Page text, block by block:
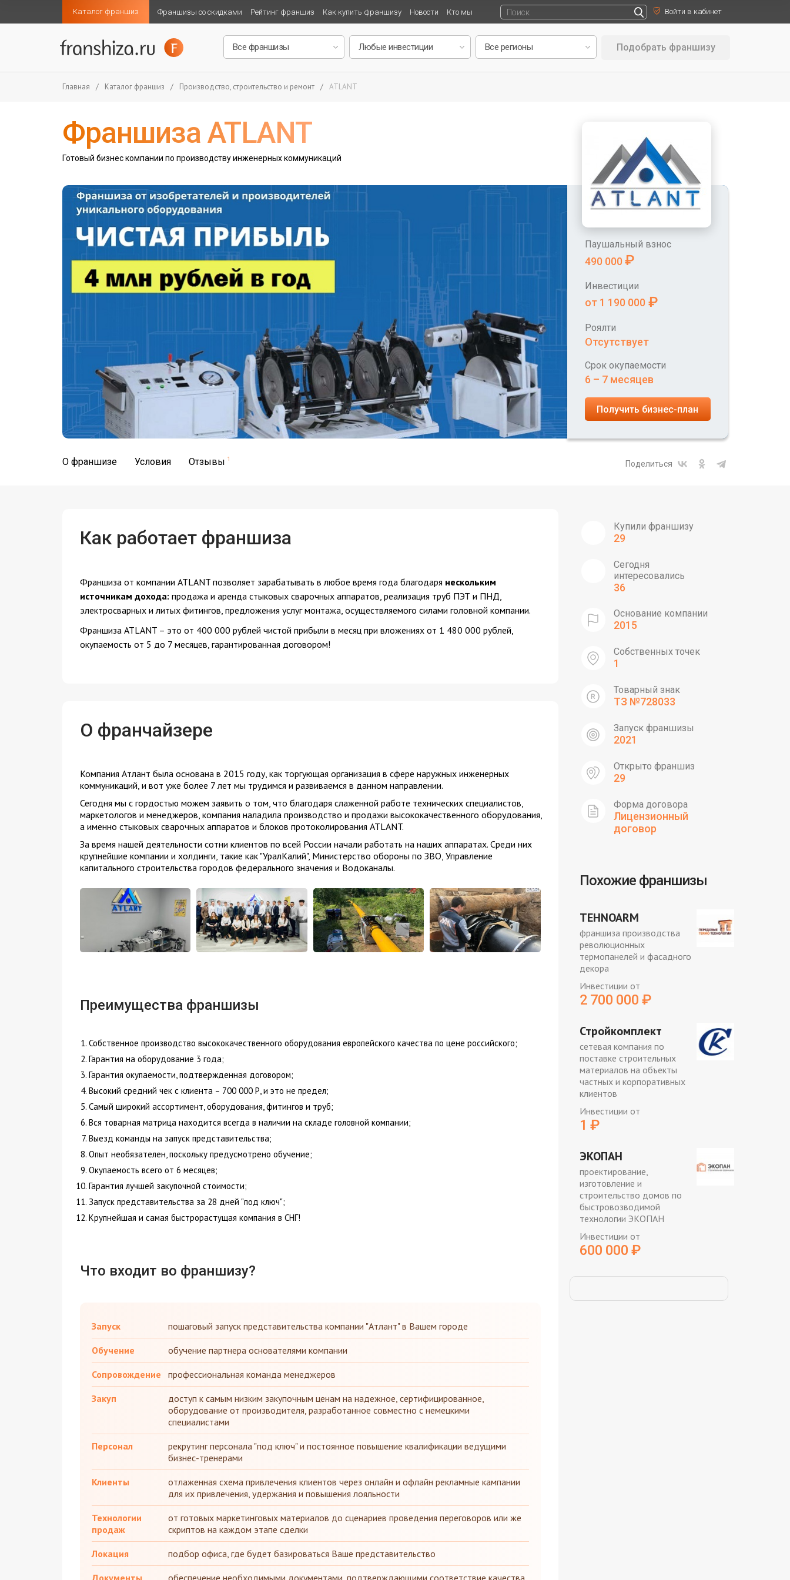
Каталог франшиз Франшизы со скидками Рейтинг франшиз Как купить франшизу Новости Кто мы Войти в кабинет
Подобрать франшизу
Главная / Каталог франшиз / Производство, строительство и ремонт / ATLANT
Франшиза ATLANT
Готовый бизнес компании по производству инженерных коммуникаций
Паушальный взнос
490 000 ₽
Инвестиции
от 1 190 000 ₽
Роялти
Отсутствует
Срок окупаемости
6 – 7 месяцев
Получить бизнес-план
О франшизе Условия Отзывы 1 Поделиться
Как работает франшиза
Франшиза от компании ATLANT позволяет зарабатывать в любое время года благодаря нескольким
источникам дохода: продажа и аренда стыковых сварочных аппаратов, реализация труб ПЭТ и ПНД,
электросварных и литых фитингов, предложения услуг монтажа, осуществляемого силами головной компании.
Франшиза ATLANT – это от 400 000 рублей чистой прибыли в месяц при вложениях от 1 480 000 рублей,
окупаемость от 5 до 7 месяцев, гарантированная договором!
О франчайзере
Компания Атлант была основана в 2015 году, как торгующая организация в сфере наружных инженерных
коммуникаций, и вот уже более 7 лет мы трудимся и развиваемся в данном направлении.
Сегодня мы с гордостью можем заявить о том, что благодаря слаженной работе технических специалистов,
маркетологов и менеджеров, компания наладила производство и продажи высококачественного оборудования,
а именно стыковых сварочных аппаратов и блоков протоколирования ATLANT.
За время нашей деятельности сотни клиентов по всей России начали работать на наших аппаратах. Среди них
крупнейшие компании и холдинги, такие как "УралКалий", Министерство обороны по ЗВО, Управление
капитального строительства городов федерального значения и Водоканалы.
Преимущества франшизы
Собственное производство высококачественного оборудования европейского качества по цене российского;
Гарантия на оборудование 3 года;
Гарантия окупаемости, подтвержденная договором;
Высокий средний чек с клиента – 700 000 Р, и это не предел;
Самый широкий ассортимент, оборудования, фитингов и труб;
Вся товарная матрица находится всегда в наличии на складе головной компании;
Выезд команды на запуск представительства;
Опыт необязателен, поскольку предусмотрено обучение;
Окупаемость всего от 6 месяцев;
Гарантия лучшей закупочной стоимости;
Запуск представительства за 28 дней "под ключ";
Крупнейшая и самая быстрорастущая компания в СНГ!
Что входит во франшизу?
Запуск пошаговый запуск представительства компании "Атлант" в Вашем городе
Обучение обучение партнера основателями компании
Сопровождение профессиональная команда менеджеров
Закуп
доступ к самым низким закупочным ценам на надежное, сертифицированное,
оборудование от производителя, разработанное совместно с немецкими
специалистами
Персонал
рекрутинг персонала "под ключ" и постоянное повышение квалификации ведущими
бизнес-тренерами
Клиенты
отлаженная схема привлечения клиентов через онлайн и офлайн рекламные кампании
для их привлечения, удержания и повышения лояльности
Технологии
продаж
от готовых маркетинговых материалов до сценариев проведения переговоров или же
скриптов на каждом этапе сделки
Локация подбор офиса, где будет базироваться Ваше представительство
Купили франшизу
29
Сегодня
интересовались
36
Основание компании
2015
Собственных точек
1
Товарный знак
ТЗ №728033
Запуск франшизы
2021
Открыто франшиз
29
Форма договора
Лицензионный
договор
Похожие франшизы
TEHNOARM
франшиза производства
революционных
термопанелей и фасадного
декора
Инвестиции от
2 700 000 ₽
Стройкомплект
сетевая компания по
поставке строительных
материалов на объекты
частных и корпоративных
клиентов
Инвестиции от
1 ₽
ЭКОПАН
проектирование,
изготовление и
строительство домов по
быстровозводимой
технологии ЭКОПАН
Инвестиции от
600 000 ₽